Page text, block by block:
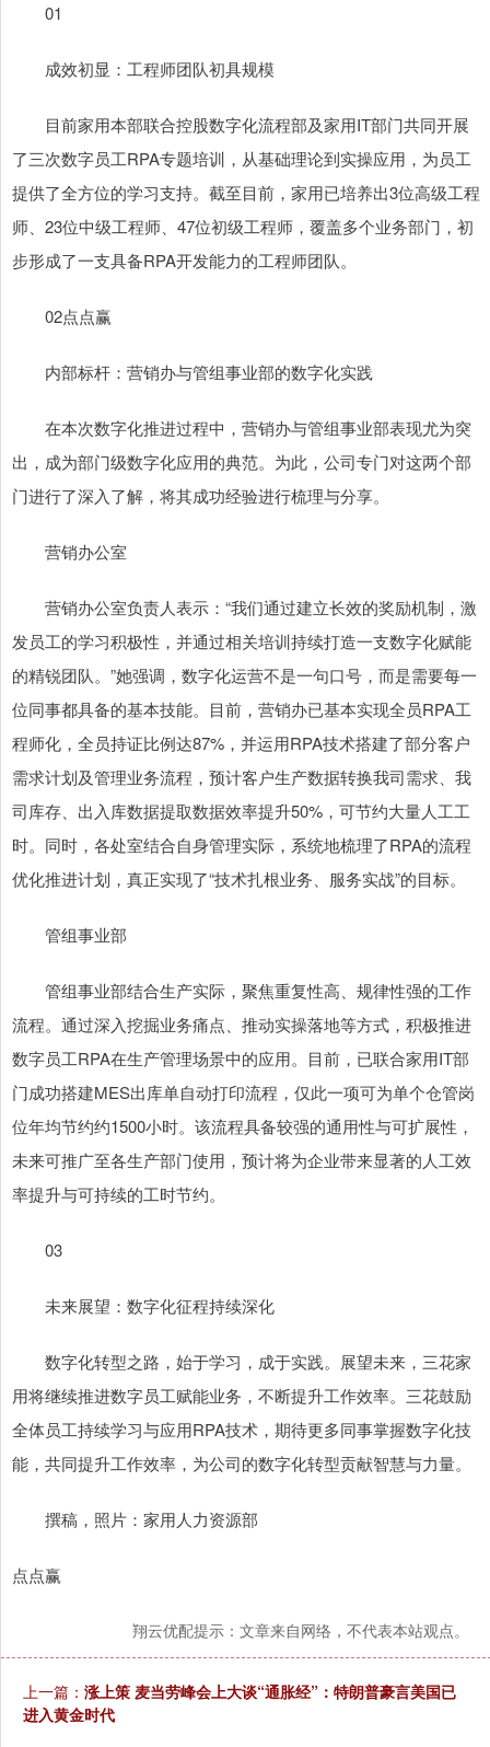
01
成效初显：工程师团队初具规模
目前家用本部联合控股数字化流程部及家用IT部门共同开展
了三次数字员工RPA专题培训，从基础理论到实操应用，为员工
提供了全方位的学习支持。截至目前，家用已培养出3位高级工程
师、23位中级工程师、47位初级工程师，覆盖多个业务部门，初
步形成了一支具备RPA开发能力的工程师团队。
02点点赢
内部标杆：营销办与管组事业部的数字化实践
在本次数字化推进过程中，营销办与管组事业部表现尤为突
出，成为部门级数字化应用的典范。为此，公司专门对这两个部
门进行了深入了解，将其成功经验进行梳理与分享。
营销办公室
营销办公室负责人表示：“我们通过建立长效的奖励机制，激
发员工的学习积极性，并通过相关培训持续打造一支数字化赋能
的精锐团队。”她强调，数字化运营不是一句口号，而是需要每一
位同事都具备的基本技能。目前，营销办已基本实现全员RPA工
程师化，全员持证比例达87%，并运用RPA技术搭建了部分客户
需求计划及管理业务流程，预计客户生产数据转换我司需求、我
司库存、出入库数据提取数据效率提升50%，可节约大量人工工
时。同时，各处室结合自身管理实际，系统地梳理了RPA的流程
优化推进计划，真正实现了“技术扎根业务、服务实战”的目标。
管组事业部
管组事业部结合生产实际，聚焦重复性高、规律性强的工作
流程。通过深入挖掘业务痛点、推动实操落地等方式，积极推进
数字员工RPA在生产管理场景中的应用。目前，已联合家用IT部
门成功搭建MES出库单自动打印流程，仅此一项可为单个仓管岗
位年均节约约1500小时。该流程具备较强的通用性与可扩展性，
未来可推广至各生产部门使用，预计将为企业带来显著的人工效
率提升与可持续的工时节约。
03
未来展望：数字化征程持续深化
数字化转型之路，始于学习，成于实践。展望未来，三花家
用将继续推进数字员工赋能业务，不断提升工作效率。三花鼓励
全体员工持续学习与应用RPA技术，期待更多同事掌握数字化技
能，共同提升工作效率，为公司的数字化转型贡献智慧与力量。
撰稿，照片：家用人力资源部
点点赢
翔云优配提示：文章来自网络，不代表本站观点。
上一篇： 涨上策 麦当劳峰会上大谈“通胀经”：特朗普豪言美国已
进入黄金时代